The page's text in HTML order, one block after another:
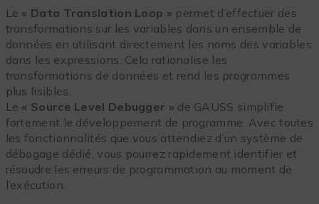
Le « Data Translation Loop » permet d’effectuer des
transformations sur les variables dans un ensemble de
données en utilisant directement les noms des variables
dans les expressions. Cela rationalise les
transformations de données et rend les programmes
plus lisibles.
Le « Source Level Debugger » de GAUSS simplifie
fortement le développement de programme. Avec toutes
les fonctionnalités que vous attendiez d’un système de
débogage dédié, vous pourrez rapidement identifier et
résoudre les erreurs de programmation au moment de
l’exécution.